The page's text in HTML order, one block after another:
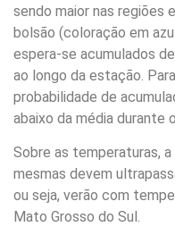
sendo maior nas regiões
bolsão (coloração em
espera-se acumulados
ao longo da estação.
probabilidade de
abaixo da média durante
Sobre as temperaturas,
mesmas devem
ou seja, verão com
Mato Grosso do Sul.